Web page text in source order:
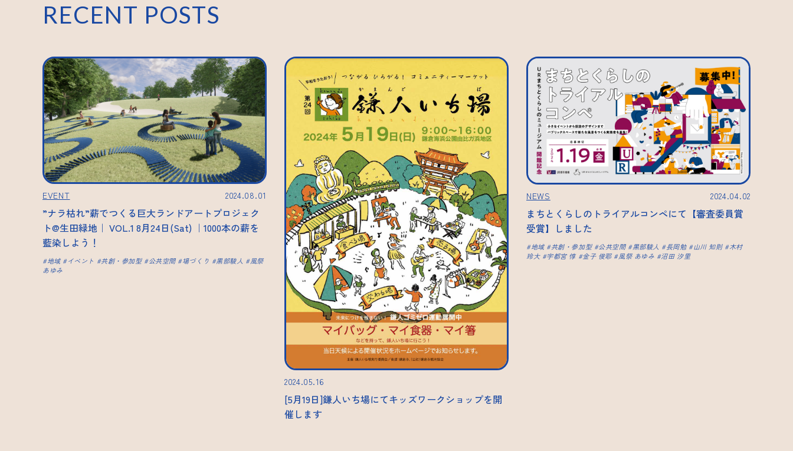
RECENT POSTS
EVENT 2024.08.01
”ナラ枯れ”薪でつくる巨大ランドアートプロジェク
ト@生田緑地｜ VOL.1 8月24日(Sat) ｜1000本の薪を
藍染しよう！
地域 イベント 共創・参加型 公共空間 場づくり 黒部駿人
風祭
あゆみ
2024.05.16
[5月19日]鎌人いち場にてキッズワークショップを開
催します
NEWS 2024.04.02
まちとくらしのトライアルコンペにて【審査委員賞
受賞】しました
地域 共創・参加型 公共空間 黒部駿人 長岡勉 山川 知則
木村
玲大
宇都宮 惇 金子 俊耶 風祭 あゆみ 沼田 汐里